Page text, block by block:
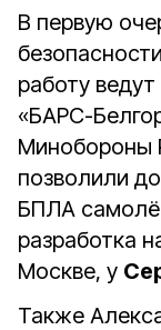
В первую
работу
«БАРС-
Минобороны
позволили
БПЛА
разработка
Москве, у
Также